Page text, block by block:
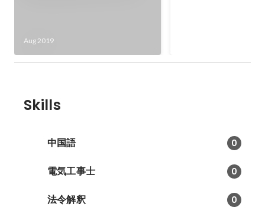
Aug 2019
中）
Skills
中国語 0
電気工事士 0
法令解釈 0